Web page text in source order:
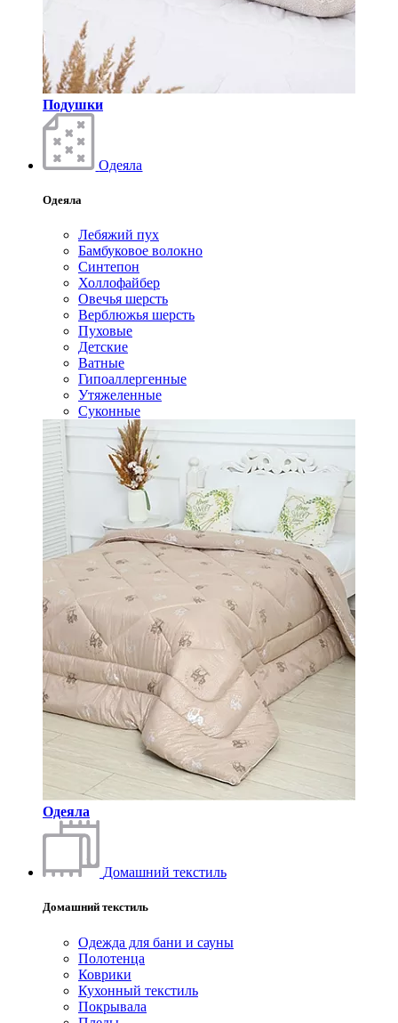
Подушки
Одеяла
Одеяла
Лебяжий пух
Бамбуковое волокно
Синтепон
Холлофайбер
Овечья шерсть
Верблюжья шерсть
Пуховые
Детские
Ватные
Гипоаллергенные
Утяжеленные
Суконные
Одеяла
Домашний текстиль
Домашний текстиль
Одежда для бани и сауны
Полотенца
Коврики
Кухонный текстиль
Покрывала